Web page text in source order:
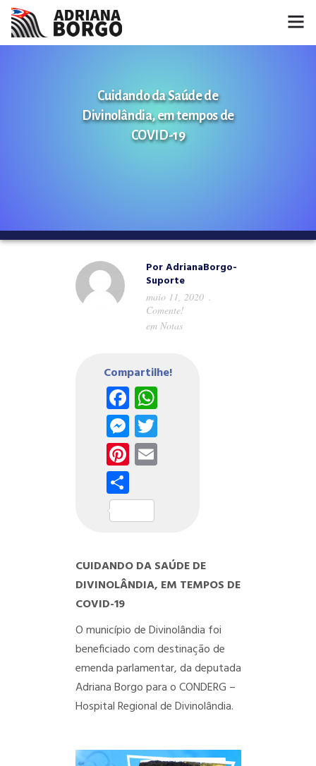
Cuidando da Saúde de
Divinolândia, em tempos de
COVID-19
PorAdrianaBorgo-
Suporte
maio 11, 2020
Comente!
em Notas
Compartilhe!
Facebook
WhatsApp
Messenger
Twitter
Pinterest
Email
Share
CUIDANDO DA SAÚDE DE
DIVINOLÂNDIA, EM TEMPOS DE
COVID-19
O município de Divinolândia foi
beneficiado com destinação de
emenda parlamentar, da deputada
Adriana Borgo para o CONDERG –
Hospital Regional de Divinolândia.